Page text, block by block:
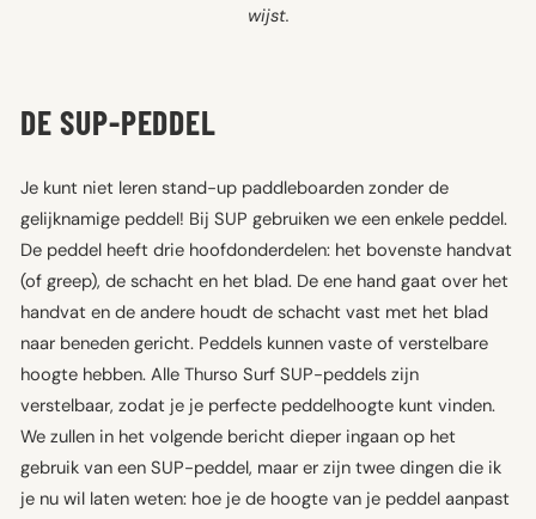
wijst.
DE SUP-PEDDEL
Je kunt niet leren stand-up paddleboarden zonder de
gelijknamige peddel! Bij SUP gebruiken we een enkele peddel.
De peddel heeft drie hoofdonderdelen: het bovenste handvat
(of greep), de schacht en het blad. De ene hand gaat over het
handvat en de andere houdt de schacht vast met het blad
naar beneden gericht. Peddels kunnen vaste of verstelbare
hoogte hebben. Alle Thurso Surf SUP-peddels zijn
verstelbaar, zodat je je perfecte peddelhoogte kunt vinden.
We zullen in het volgende bericht dieper ingaan op het
gebruik van een SUP-peddel, maar er zijn twee dingen die ik
je nu wil laten weten: hoe je de hoogte van je peddel aanpast